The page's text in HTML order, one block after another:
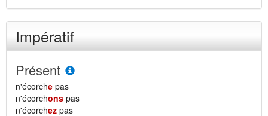
Impératif
Présent
n'écorche pas
n'écorchons pas
n'écorchez pas